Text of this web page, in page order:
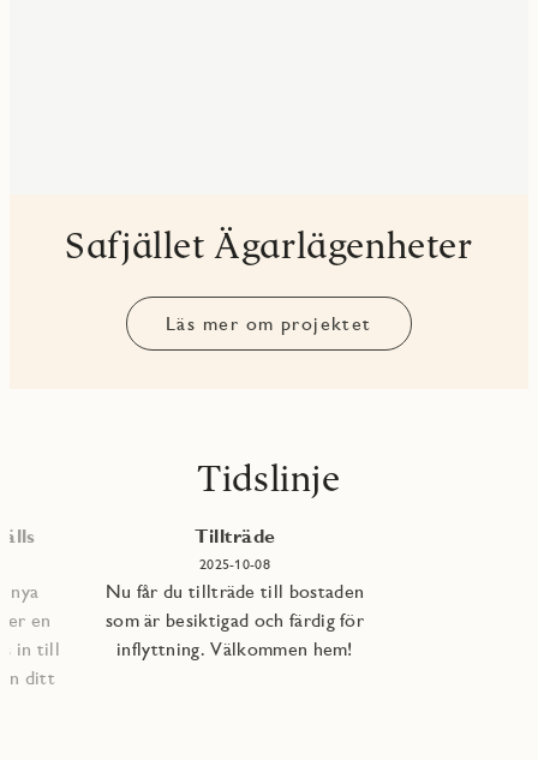
Safjället Ägarlägenheter
Läs mer om projektet
Tidslinje
nya
en
in till
ditt
Tillträde
2025-10-08
Nu får du tillträde till bostaden
som är besiktigad och färdig för
inflyttning. Välkommen hem!